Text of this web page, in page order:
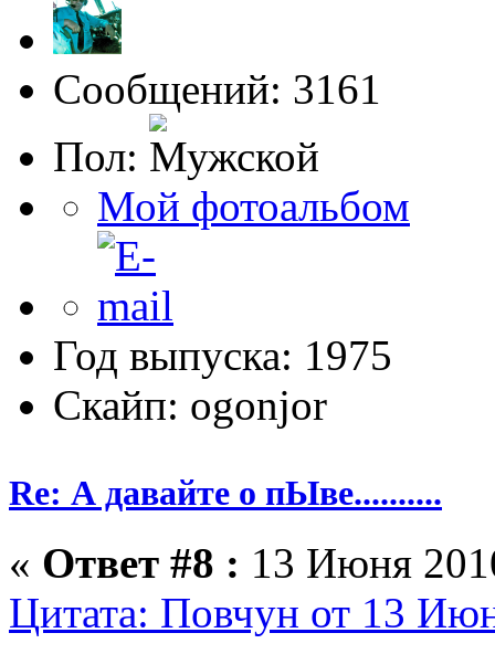
Сообщений: 3161
Пол:
Мой фотоальбом
Год выпуска: 1975
Скайп: ogonjor
Re: А давайте о пЫве..........
« Ответ #8 : 13 Июня
Цитата: Повчун от 13